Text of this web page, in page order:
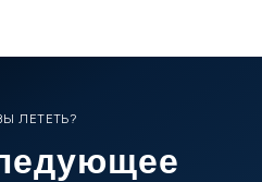
ЛЕТЕТЬ?